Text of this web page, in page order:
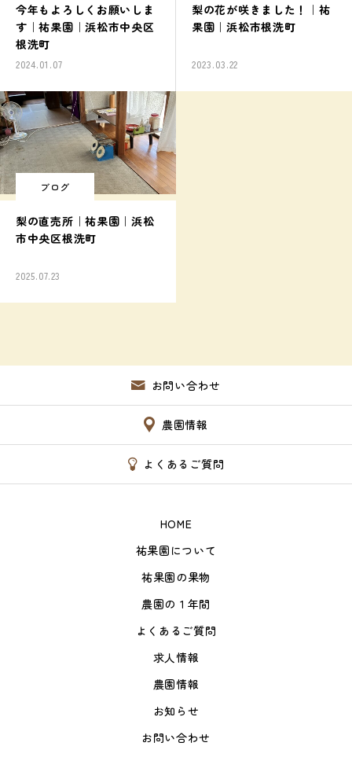
今年もよろしくお願いしま
す｜祐果園｜浜松市中央区
根洗町
2024.01.07
梨の花が咲きました！｜祐
果園｜浜松市根洗町
2023.03.22
ブログ
梨の直売所｜祐果園｜浜松
市中央区根洗町
2025.07.23
お問い合わせ
農園情報
よくあるご質問
HOME
祐果園について
祐果園の果物
農園の１年間
よくあるご質問
求人情報
農園情報
お知らせ
お問い合わせ